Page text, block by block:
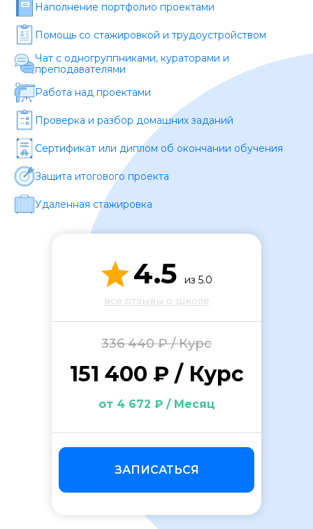
Наполнение портфолио проектами
Помощь со стажировкой и трудоустройством
Чат с одногруппниками, кураторами и
преподавателями
Работа над проектами
Проверка и разбор домашних заданий
Сертификат или диплом об окончании обучения
Защита итогового проекта
Удаленная стажировка
4.5
из 5.0
все отзывы о школе
336 440 ₽ / Курс
151 400 ₽ / Курс
от 4 672 ₽ / Месяц
ЗАПИСАТЬСЯ